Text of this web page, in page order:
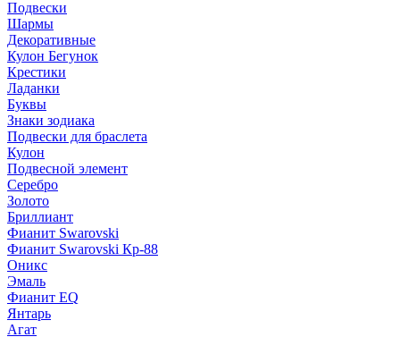
Подвески
Шармы
Декоративные
Кулон Бегунок
Крестики
Ладанки
Буквы
Знаки зодиака
Подвески для браслета
Кулон
Подвесной элемент
Серебро
Золото
Бриллиант
Фианит Swarovski
Фианит Swarovski Кр-88
Оникс
Эмаль
Фианит EQ
Янтарь
Агат